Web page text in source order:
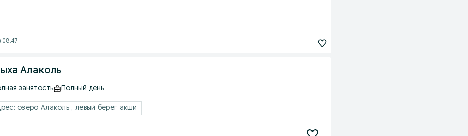
08:47
Алаколь
занятость Полный день
озеро Алаколь , левый берег акши